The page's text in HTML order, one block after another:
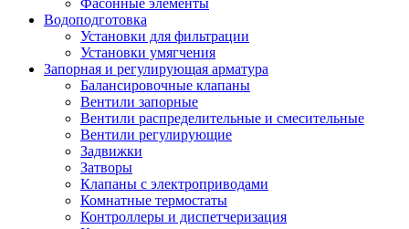
Фасонные элементы
Водоподготовка
Установки для фильтрации
Установки умягчения
Запорная и регулирующая арматура
Балансировочные клапаны
Вентили запорные
Вентили распределительные и смесительные
Вентили регулирующие
Задвижки
Затворы
Клапаны с электроприводами
Комнатные термостаты
Контроллеры и диспетчеризация